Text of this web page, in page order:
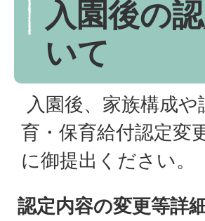
入園後の
いて
入園後、家族構成
育・保育給付認定変
に御提出ください。
認定内容の変更等詳